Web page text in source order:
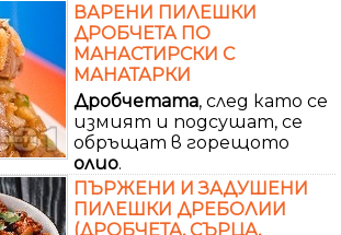
ВАРЕНИ ПИЛЕШКИ
ДРОБЧЕТА ПО
МАНАСТИРСКИ С
МАНАТАРКИ
Дробчетата, след като се
измият и подсушат, се
обръщат в горещото
олио.
ПЪРЖЕНИ И ЗАДУШЕНИ
ПИЛЕШКИ ДРЕБОЛИИ
(ДРОБЧЕТА, СЪРЦА,